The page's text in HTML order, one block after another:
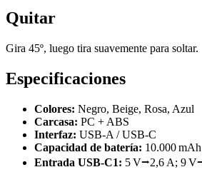
Quitar
Gira 45º, luego tira suavemente para soltar.
Especificaciones
Colores: Negro, Beige, Rosa, Azul
Carcasa: PC + ABS
Interfaz: USB-A / USB-C
Capacidad de batería: 10.000
Entrada USB-C1: 5 V⭢2,6 A; 9